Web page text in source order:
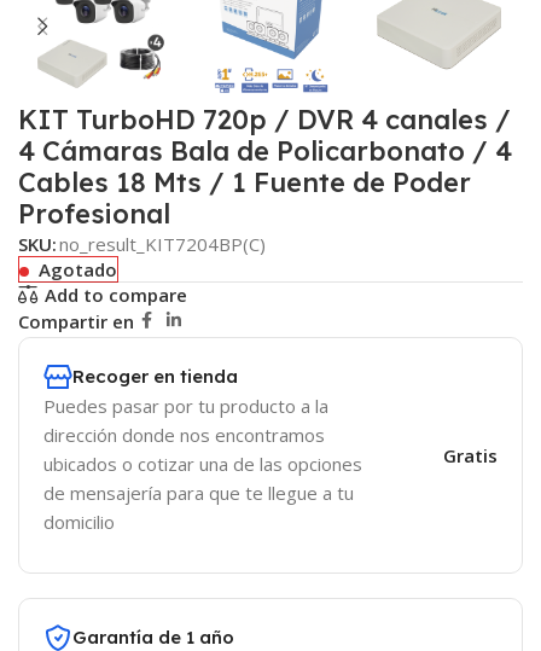
KIT TurboHD 720p / DVR 4 canales /
4 Cámaras Bala de Policarbonato / 4
Cables 18 Mts / 1 Fuente de Poder
Profesional
SKU:no_result_KIT7204BP(C)
Agotado
Add to compare
Compartir en
Recoger en tienda
Puedes pasar por tu producto a la
dirección donde nos encontramos
ubicados o cotizar una de las opciones
de mensajería para que te llegue a tu
domicilio
Gratis
Garantía de 1 año